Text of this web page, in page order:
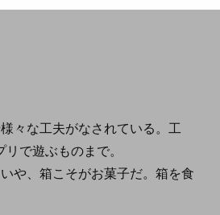
々な工夫がなされている。工
で遊ぶものまで。
や、箱こそがお菓子だ。箱を食